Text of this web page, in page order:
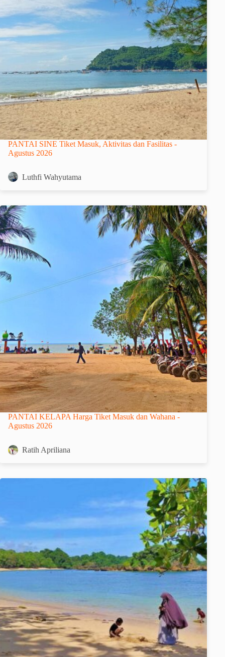
PANTAI SINE Tiket Masuk, Aktivitas dan Fasilitas -
Agustus 2026
Luthfi Wahyutama
PANTAI KELAPA Harga Tiket Masuk dan Wahana -
Agustus 2026
Ratih Apriliana